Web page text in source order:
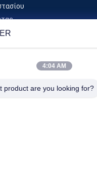
4:04 AM
product are you looking for?